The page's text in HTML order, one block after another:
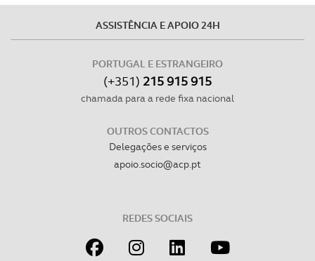
ASSISTÊNCIA E APOIO 24H
PORTUGAL E ESTRANGEIRO
(+351) 215 915 915
chamada para a rede fixa nacional
OUTROS CONTACTOS
Delegações e serviços
apoio.socio@acp.pt
REDES SOCIAIS